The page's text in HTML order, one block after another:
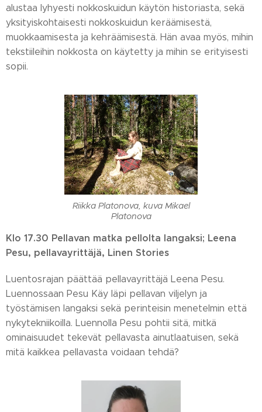
alustaa lyhyesti nokkoskuidun käytön historiasta, sekä
yksityiskohtaisesti nokkoskuidun keräämisestä,
muokkaamisesta ja kehräämisestä. Hän avaa myös, mihin
tekstiileihin nokkosta on käytetty ja mihin se erityisesti
sopii.
Riikka Platonova, kuva Mikael
Platonova
Klo 17.30 Pellavan matka pellolta langaksi; Leena
Pesu, pellavayrittäjä, Linen Stories
Luentosrajan päättää pellavayrittäjä Leena Pesu.
Luennossaan Pesu Käy läpi pellavan viljelyn ja
työstämisen langaksi sekä perinteisin menetelmin että
nykytekniikoilla. Luennolla Pesu pohtii sitä, mitkä
ominaisuudet tekevät pellavasta ainutlaatuisen, sekä
mitä kaikkea pellavasta voidaan tehdä?